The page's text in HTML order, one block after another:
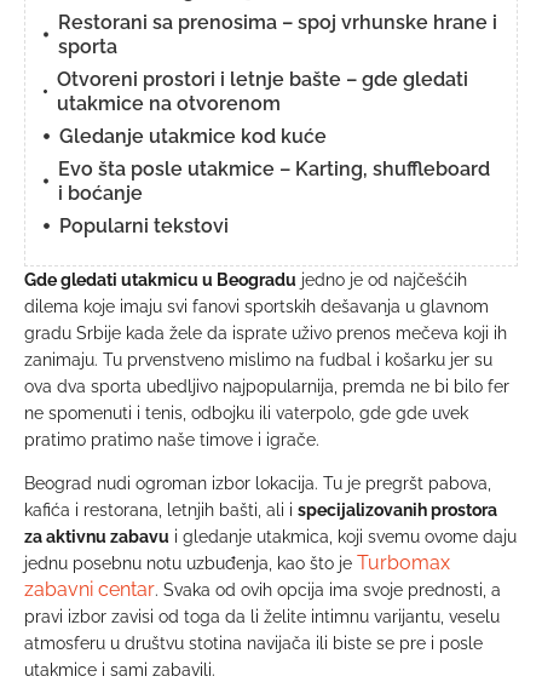
Restorani sa prenosima – spoj vrhunske hrane i
sporta
Otvoreni prostori i letnje bašte – gde gledati
utakmice na otvorenom
Gledanje utakmice kod kuće
Evo šta posle utakmice – Karting, shuffleboard
i boćanje
Popularni tekstovi
Gde gledati utakmicu u Beogradu jedno je od najčešćih
dilema koje imaju svi fanovi sportskih dešavanja u glavnom
gradu Srbije kada žele da isprate uživo prenos mečeva koji ih
zanimaju. Tu prvenstveno mislimo na fudbal i košarku jer su
ova dva sporta ubedljivo najpopularnija, premda ne bi bilo fer
ne spomenuti i tenis, odbojku ili vaterpolo, gde gde uvek
pratimo pratimo naše timove i igrače.
Beograd nudi ogroman izbor lokacija. Tu je pregršt pabova,
kafića i restorana, letnjih bašti, ali i specijalizovanih prostora
za aktivnu zabavu i gledanje utakmica, koji svemu ovome daju
jednu posebnu notu uzbuđenja, kao što je Turbomax
zabavni centar. Svaka od ovih opcija ima svoje prednosti, a
pravi izbor zavisi od toga da li želite intimnu varijantu, veselu
atmosferu u društvu stotina navijača ili biste se pre i posle
utakmice i sami zabavili.